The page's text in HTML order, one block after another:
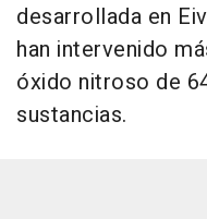
desarrollada en
han intervenido
óxido nitroso de
sustancias.